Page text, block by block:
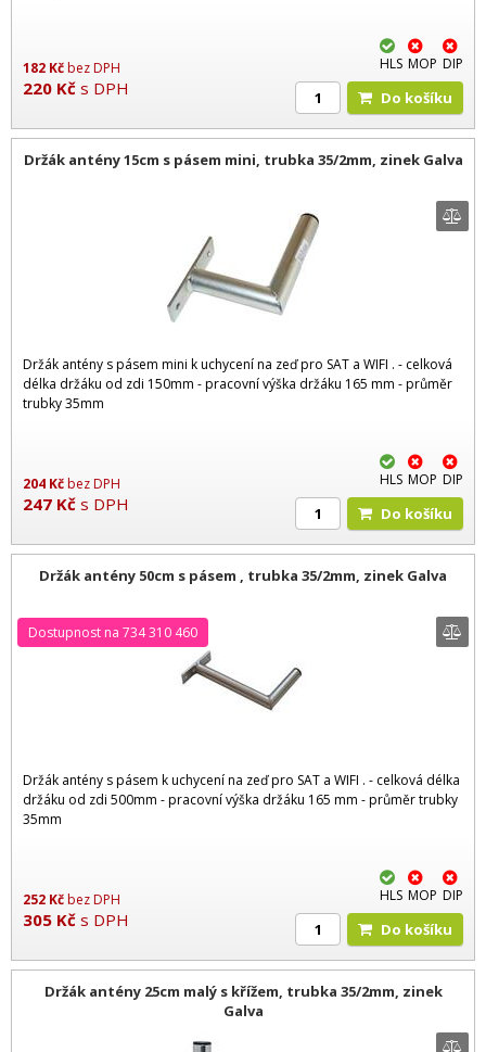
182 Kčbez DPH
220 Kč s DPH
HLS MOP DIP
Do košíku
Držák antény 15cm s pásem mini, trubka 35/2mm, zinek Galva
Držák antény s pásem mini k uchycení na zeď pro SAT a WIFI . - celková
délka držáku od zdi 150mm - pracovní výška držáku 165 mm - průměr
trubky 35mm
204 Kčbez DPH
247 Kč s DPH
HLS MOP DIP
Do košíku
Držák antény 50cm s pásem , trubka 35/2mm, zinek Galva
Držák antény s pásem k uchycení na zeď pro SAT a WIFI . - celková délka
držáku od zdi 500mm - pracovní výška držáku 165 mm - průměr trubky
35mm
252 Kčbez DPH
305 Kč s DPH
Dostupnost na 734 310 460
HLS MOP DIP
Do košíku
Držák antény 25cm malý s křížem, trubka 35/2mm, zinek
Galva